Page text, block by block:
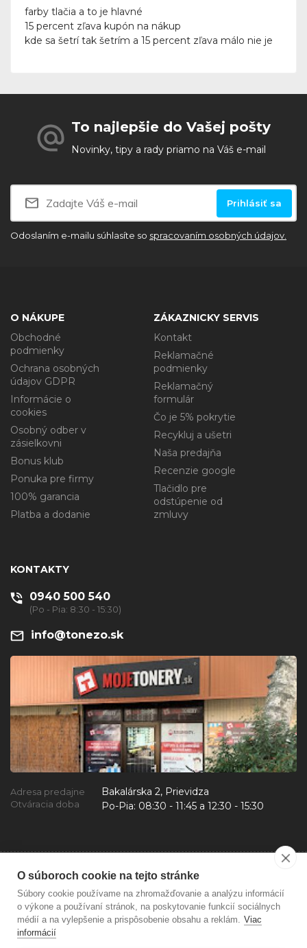
O súboroch cookie na tejto stránke
Súbory cookie používame na zhromažďovanie a analýzu informácií
o výkone a používaní stránok, na poskytovanie funkcií sociálnych
médií a na vylepšenie a prispôsobenie obsahu a reklám. Viac
informácií
farby tlačia a to je hlavné
15 percent zľava kupón na nákup
kde sa šetrí tak šetrím a 15 percent zľava málo nie je
To najlepšie do Vašej pošty
Novinky, tipy a rady priamo na Váš e-mail
Prihlásiť sa
Odoslaním e-mailu súhlasíte so spracovaním osobných údajov.
O NÁKUPE
Obchodné
podmienky
Ochrana osobných
údajov GDPR
Informácie o
cookies
Osobný odber v
zásielkovni
Bonus klub
Ponuka pre firmy
100% garancia
Platba a dodanie
ZÁKAZNICKY SERVIS
Kontakt
Reklamačné
podmienky
Reklamačný
formulár
Čo je 5% pokrytie
Recykluj a ušetri
Naša predajňa
Recenzie google
Tlačidlo pre
odstúpenie od
zmluvy
KONTAKTY
0940 500 540
(Po - Pia: 8:30 - 15:30)
info@tonezo.sk
Adresa predajne Bakalárska 2, Prievidza
Otváracia doba Po-Pia: 08:30 - 11:45 a 12:30 - 15:30